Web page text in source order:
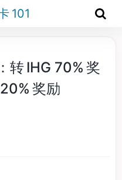
101
转 IHG 70% 奖
奖励